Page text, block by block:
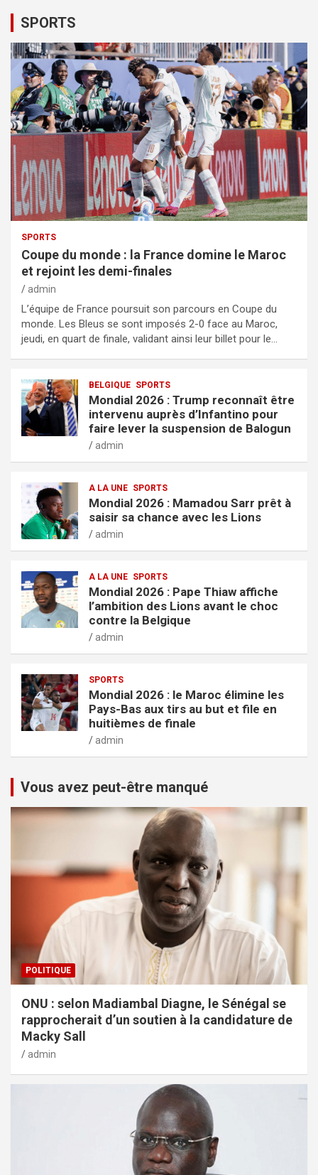
SPORTS
SPORTS
Coupe du monde : la France domine le Maroc
et rejoint les demi-finales
admin
L’équipe de France poursuit son parcours en Coupe du
monde. Les Bleus se sont imposés 2-0 face au Maroc,
jeudi, en quart de finale, validant ainsi leur billet pour le…
BELGIQUE SPORTS
Mondial 2026 : Trump reconnaît être
intervenu auprès d’Infantino pour
faire lever la suspension de Balogun
admin
A LA UNE SPORTS
Mondial 2026 : Mamadou Sarr prêt à
saisir sa chance avec les Lions
admin
A LA UNE SPORTS
Mondial 2026 : Pape Thiaw affiche
l’ambition des Lions avant le choc
contre la Belgique
admin
SPORTS
Mondial 2026 : le Maroc élimine les
Pays-Bas aux tirs au but et file en
huitièmes de finale
admin
Vous avez peut-être manqué
POLITIQUE
ONU : selon Madiambal Diagne, le Sénégal se
rapprocherait d’un soutien à la candidature de
Macky Sall
admin